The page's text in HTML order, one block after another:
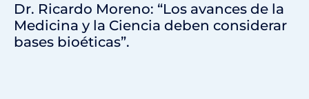
Dr. Ricardo Moreno: “Los avances de la
Medicina y la Ciencia deben considerar
bases bioéticas”.